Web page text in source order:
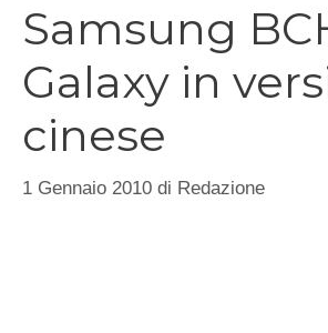
Samsung
Galaxy in
cinese
1 Gennaio 2010 di Redazione